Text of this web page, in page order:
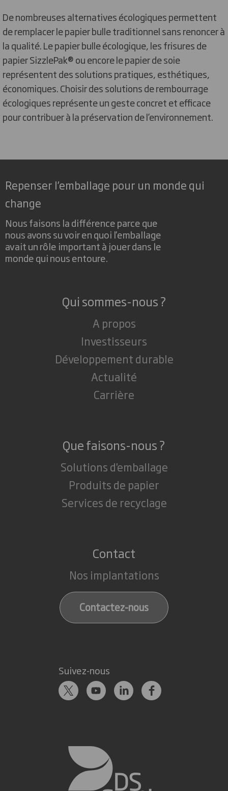
De nombreuses alternatives écologiques permettent
de remplacer le papier bulle traditionnel sans renoncer à
la qualité. Le papier bulle écologique, les frisures de
papier SizzlePak® ou encore le papier de soie
représentent des solutions pratiques, esthétiques,
économiques. Choisir des solutions de rembourrage
écologiques représente un geste concret et efficace
pour contribuer à la préservation de l’environnement.
Repenser l’emballage pour un monde qui
change
Nous faisons la différence parce que
nous avons su voir en quoi l'emballage
avait un rôle important à jouer dans le
monde qui nous entoure.
Qui sommes-nous ?
A propos
Investisseurs
Développement durable
Actualité
Carrière
Que faisons-nous ?
Solutions d'emballage
Produits de papier
Services de recyclage
Contact
Nos implantations
Contactez-nous
Suivez-nous